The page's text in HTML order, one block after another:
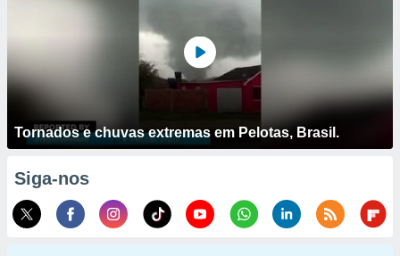
Tornados e chuvas extremas em Pelotas, Brasil.
Siga-nos